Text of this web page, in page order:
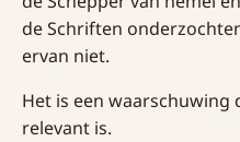
de Schriften
ervan niet.
Het is een waarschuwing
relevant is.